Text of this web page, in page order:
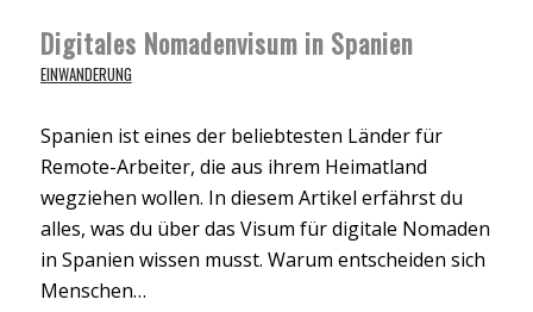
Digitales Nomadenvisum in Spanien
EINWANDERUNG
Spanien ist eines der beliebtesten Länder für
Remote-Arbeiter, die aus ihrem Heimatland
wegziehen wollen. In diesem Artikel erfährst du
alles, was du über das Visum für digitale Nomaden
in Spanien wissen musst. Warum entscheiden sich
Menschen…